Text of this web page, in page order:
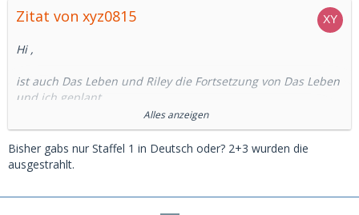
Zitat von xyz0815
Hi ,
ist auch Das Leben und Riley die Fortsetzung von Das Leben
und ich geplant.
LG xyz0815
Alles anzeigen
Bisher gabs nur Staffel 1 in Deutsch oder? 2+3 wurden die
ausgestrahlt.